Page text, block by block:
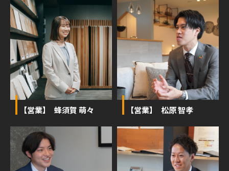
【営業】 蜂須賀 萌々 【営業】 松原 智孝